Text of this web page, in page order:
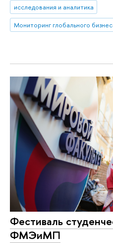
исследования и аналитика
Мониторинг глобального
Фестиваль
ФМЭиМП